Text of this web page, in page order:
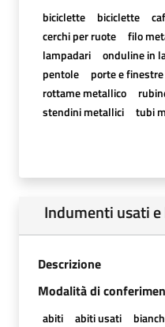
biciclette biciclette
cerchi per ruote
filo
lampadari
onduline in
pentole
porte e finestre
rottame metallico
stendini metallici
tubi
Indumenti usati
Descrizione
Modalità di
abiti abiti usati